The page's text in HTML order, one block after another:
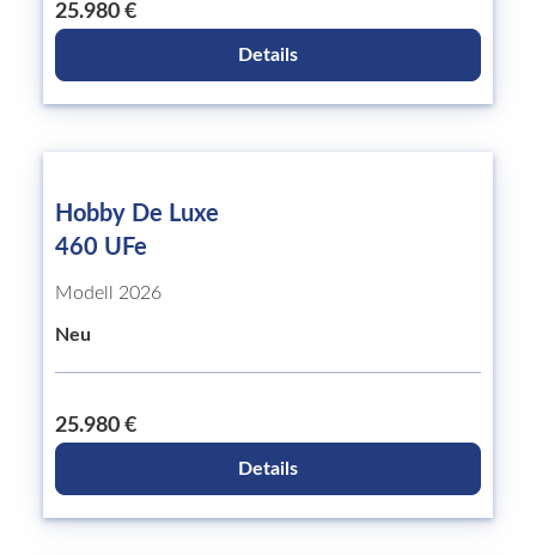
25.980 €
Details
Hobby De Luxe
460 UFe
Modell 2026
Neu
25.980 €
Details